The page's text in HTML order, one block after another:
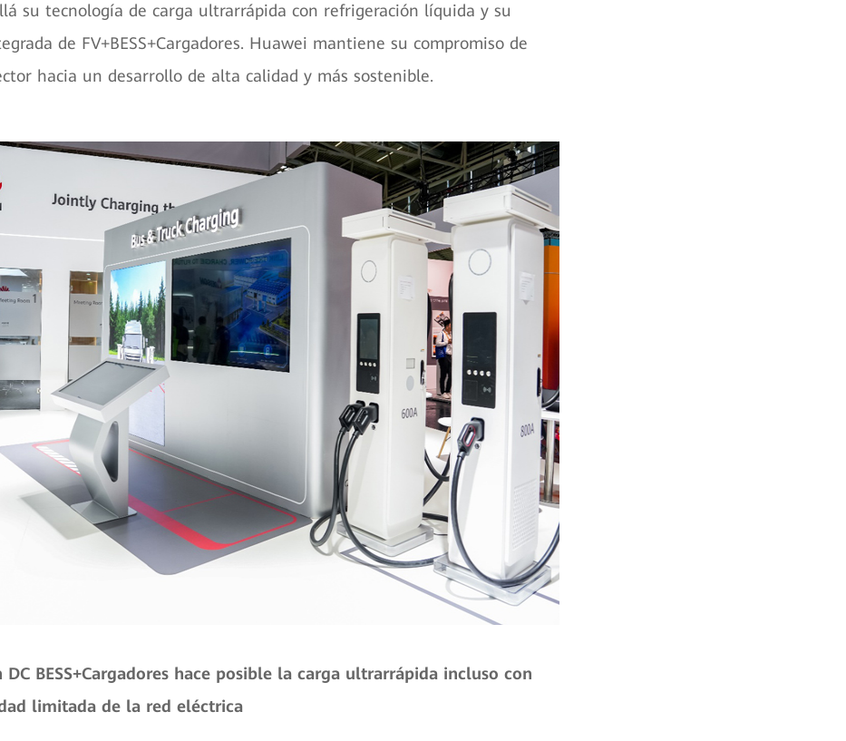
su tecnología de carga ultrarrápida con refrigeración líquida y su
de FV+BESS+Cargadores. Huawei mantiene su compromiso de
hacia un desarrollo de alta calidad y más sostenible.
DC BESS+Cargadores hace posible la carga ultrarrápida incluso con
limitada de la red eléctrica